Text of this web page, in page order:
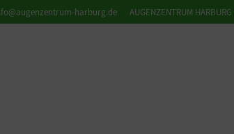
harburg.de AUGENZENTRUM